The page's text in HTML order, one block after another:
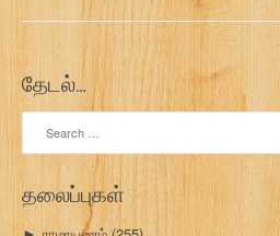
தேடல்…
தலைப்புகள்